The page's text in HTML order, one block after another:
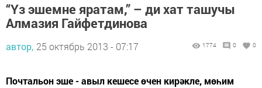
“Үз эшемне яратам,” – ди хат ташучы
Алмазия Гайфетдинова
автор, 25 октябрь 2013 - 07:17 1774 0 0
Почтальон эше - авыл кешесе өчен кирәкле, мөһим